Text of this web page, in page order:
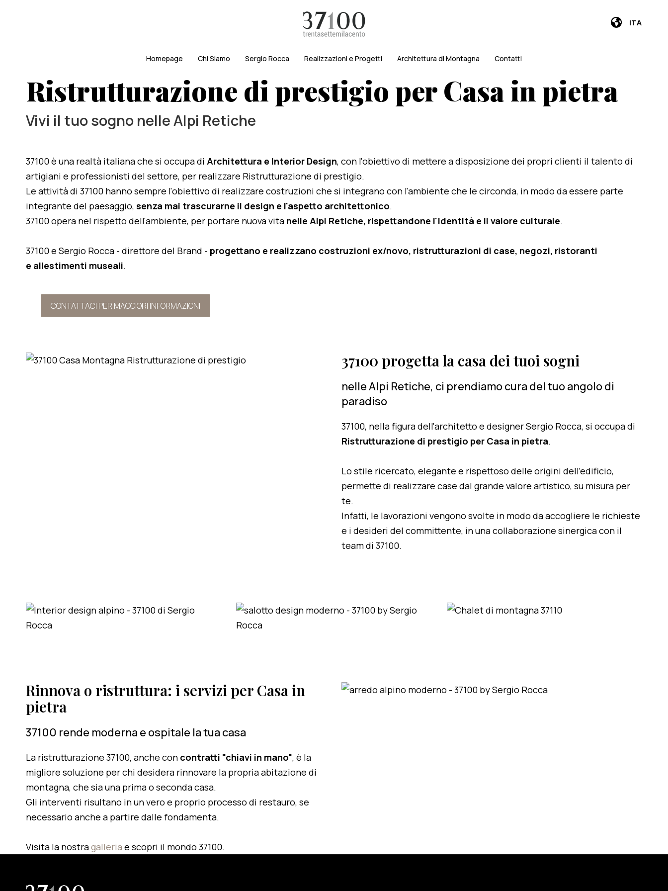
ITA
Homepage Chi Siamo Sergio Rocca Realizzazioni e Progetti Architettura di Montagna Contatti
Ristrutturazione di prestigio per Casa in pietra
Vivi il tuo sogno nelle Alpi Retiche
37100 è una realtà italiana che si occupa di Architettura e Interior Design, con l'obiettivo di mettere a disposizione dei propri clienti il talento di
artigiani e professionisti del settore, per realizzare Ristrutturazione di prestigio.
Le attività di 37100 hanno sempre l'obiettivo di realizzare costruzioni che si integrano con l'ambiente che le circonda, in modo da essere parte
integrante del paesaggio, senza mai trascurarne il design e l'aspetto architettonico.
37100 opera nel rispetto dell'ambiente, per portare nuova vita nelle Alpi Retiche, rispettandone l'identità e il valore culturale.
37100 e Sergio Rocca - direttore del Brand - progettano e realizzano costruzioni ex/novo, ristrutturazioni di case, negozi, ristoranti
e allestimenti museali.
CONTATTACI PER MAGGIORI INFORMAZIONI
37100 progetta la casa dei tuoi sogni
nelle Alpi Retiche, ci prendiamo cura del tuo angolo di
paradiso
37100, nella figura dell'architetto e designer Sergio Rocca, si occupa di
Ristrutturazione di prestigio per Casa in pietra.
Lo stile ricercato, elegante e rispettoso delle origini dell'edificio,
permette di realizzare case dal grande valore artistico, su misura per
te.
Infatti, le lavorazioni vengono svolte in modo da accogliere le richieste
e i desideri del committente, in una collaborazione sinergica con il
team di 37100.
Rinnova o ristruttura: i servizi per Casa in
pietra
37100 rende moderna e ospitale la tua casa
La ristrutturazione 37100, anche con contratti "chiavi in mano", è la
migliore soluzione per chi desidera rinnovare la propria abitazione di
montagna, che sia una prima o seconda casa.
Gli interventi risultano in un vero e proprio processo di restauro, se
necessario anche a partire dalle fondamenta.
Visita la nostragalleria e scopri il mondo 37100.